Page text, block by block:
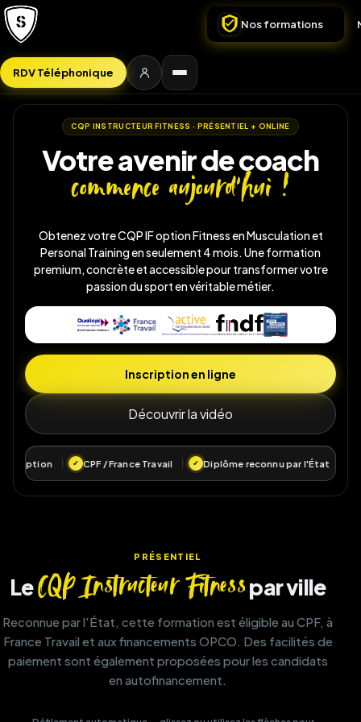
Nos formations
RDV Téléphonique
CQP INSTRUCTEUR FITNESS · PRÉSENTIEL + ONLINE
Votre avenir de coach
commence aujourd'hui !
Obtenez votre CQP IF option Fitness en Musculation et
Personal Training en seulement 4 mois. Une formation
premium, concrète et accessible pour transformer votre
passion du sport en véritable métier.
Inscription en ligne
Découvrir la vidéo
CPF / France Travail Diplôme reconnu par l'État
PRÉSENTIEL
LeCQP Instructeur Fitnesspar ville
Reconnue par l'État, cette formation est éligible au CPF, à
France Travail et aux financements OPCO. Des facilités de
paiement sont également proposées pour les candidats
en autofinancement.